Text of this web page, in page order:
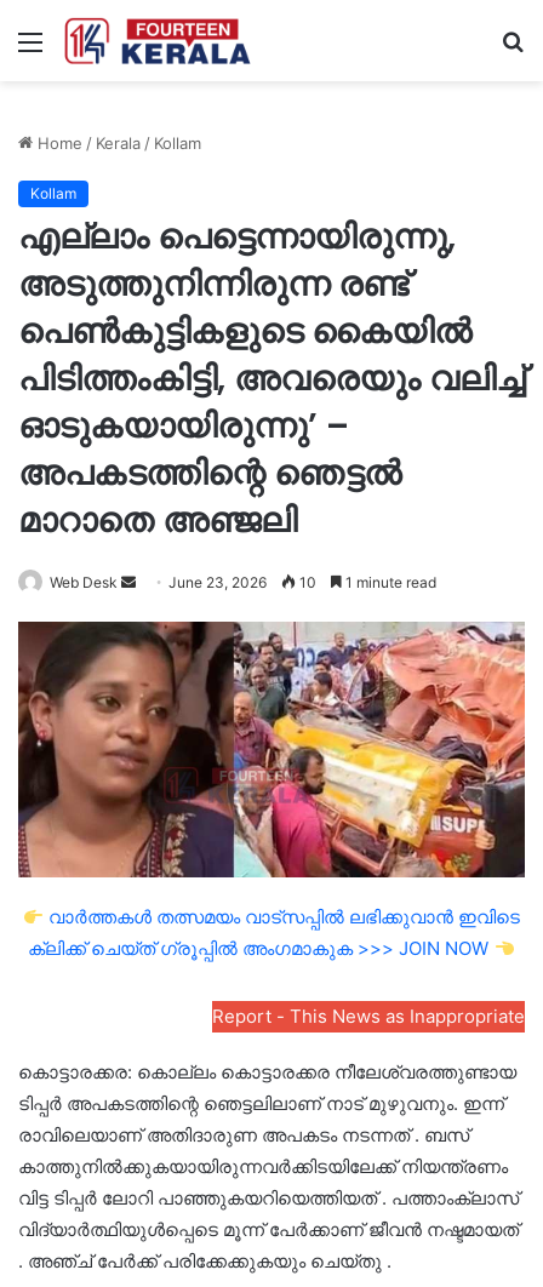
Menu
Home / Kerala/ Kollam
Kollam
എല്ലാം പെട്ടെന്നായിരുന്നു,
അടുത്തുനിന്നിരുന്ന രണ്ട്
പെൺകുട്ടികളുടെ കൈയിൽ
പിടിത്തംകിട്ടി, അവരെയും വലിച്ച്
ഓടുകയായിരുന്നു’ –
അപകടത്തിന്റെ ഞെട്ടൽ
മാറാതെ അഞ്ജലി
Web Desk
Send
email
June 23, 2026 10 1 minute read
വാർത്തകൾ തത്സമയം വാട്സപ്പിൽ ലഭിക്കുവാൻ ഇവിടെ
ക്ലിക്ക് ചെയ്ത് ഗ്രൂപ്പിൽ അംഗമാകുക >>> JOIN NOW
Report - This News as Inappropriate
കൊട്ടാരക്കര: കൊല്ലം കൊട്ടാരക്കര നീലേശ്വരത്തുണ്ടായ
ടിപ്പർ അപകടത്തിന്റെ ഞെട്ടലിലാണ് നാട് മുഴുവനും. ഇന്ന്
രാവിലെയാണ് അതിദാരുണ അപകടം നടന്നത് . ബസ്
കാത്തുനിൽക്കുകയായിരുന്നവർക്കിടയിലേക്ക് നിയന്ത്രണം
വിട്ട ടിപ്പർ ലോറി പാഞ്ഞുകയറിയെത്തിയത് . പത്താംക്ലാസ്
വിദ്യാർത്ഥിയുൾപ്പെടെ മൂന്ന് പേർക്കാണ് ജീവൻ നഷ്ടമായത്
. അഞ്ച് പേർക്ക് പരിക്കേക്കുകയും ചെയ്തു .